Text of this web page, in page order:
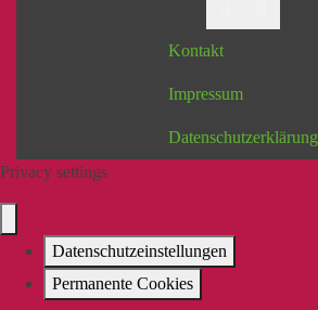
Kontakt
Impressum
Datenschutzerklärung
Privacy settings
Datenschutzeinstellungen
Permanente Cookies